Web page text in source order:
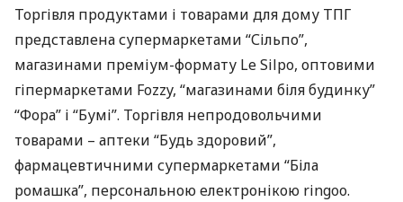
Торгівля продуктами і товарами для дому ТПГ
представлена ​​супермаркетами “Сільпо”,
магазинами преміум-формату Le Silpo, оптовими
гіпермаркетами Fozzy, “магазинами біля будинку”
“Фора” і “Бумі”. Торгівля непродовольчими
товарами – аптеки “Будь здоровий”,
фармацевтичними супермаркетами “Біла
ромашка”, персональною електронікою ringoo.